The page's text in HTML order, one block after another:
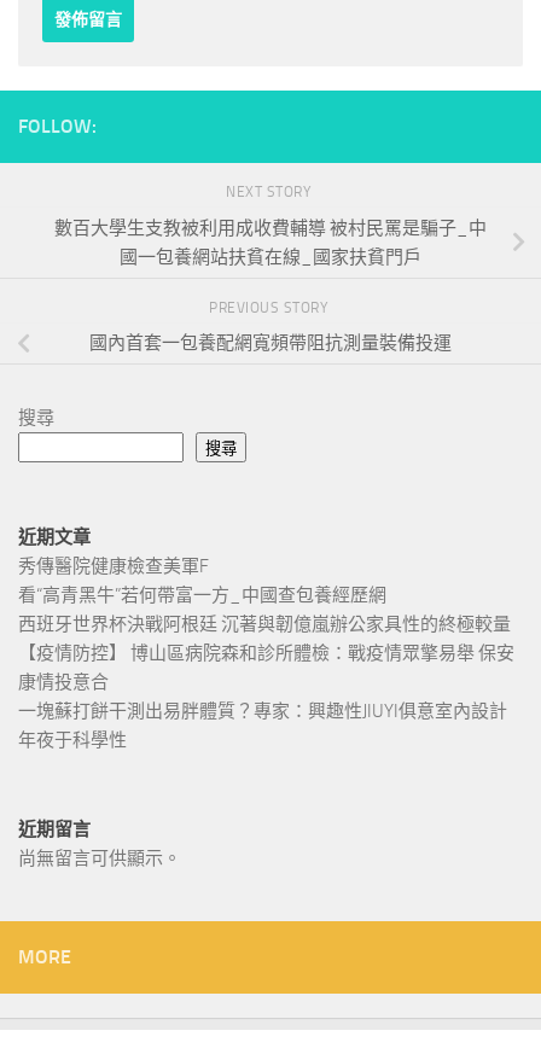
FOLLOW:
NEXT STORY
數百大學生支教被利用成收費輔導 被村民罵是騙子_中
國一包養網站扶貧在線_國家扶貧門戶
PREVIOUS STORY
國內首套一包養配網寬頻帶阻抗測量裝備投運
搜尋
搜尋
近期文章
秀傳醫院健康檢查美軍F
看“高青黑牛”若何帶富一方_中國查包養經歷網
西班牙世界杯決戰阿根廷 沉著與韌億嵐辦公家具性的終極較量
【疫情防控】 博山區病院森和診所體檢：戰疫情眾擎易舉 保安
康情投意合
一塊蘇打餅干測出易胖體質？專家：興趣性JIUYI俱意室內設計
年夜于科學性
近期留言
尚無留言可供顯示。
MORE